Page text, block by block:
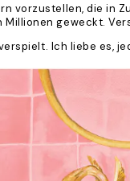
vorzustellen, die in
Millionen geweckt.
Ich liebe es,